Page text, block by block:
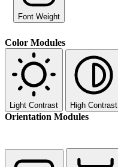
Font Weight
Color Modules
Light Contrast High Contrast
Orientation Modules